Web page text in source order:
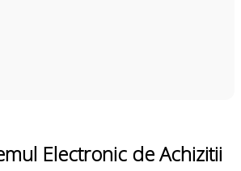
Electronic de Achizitii